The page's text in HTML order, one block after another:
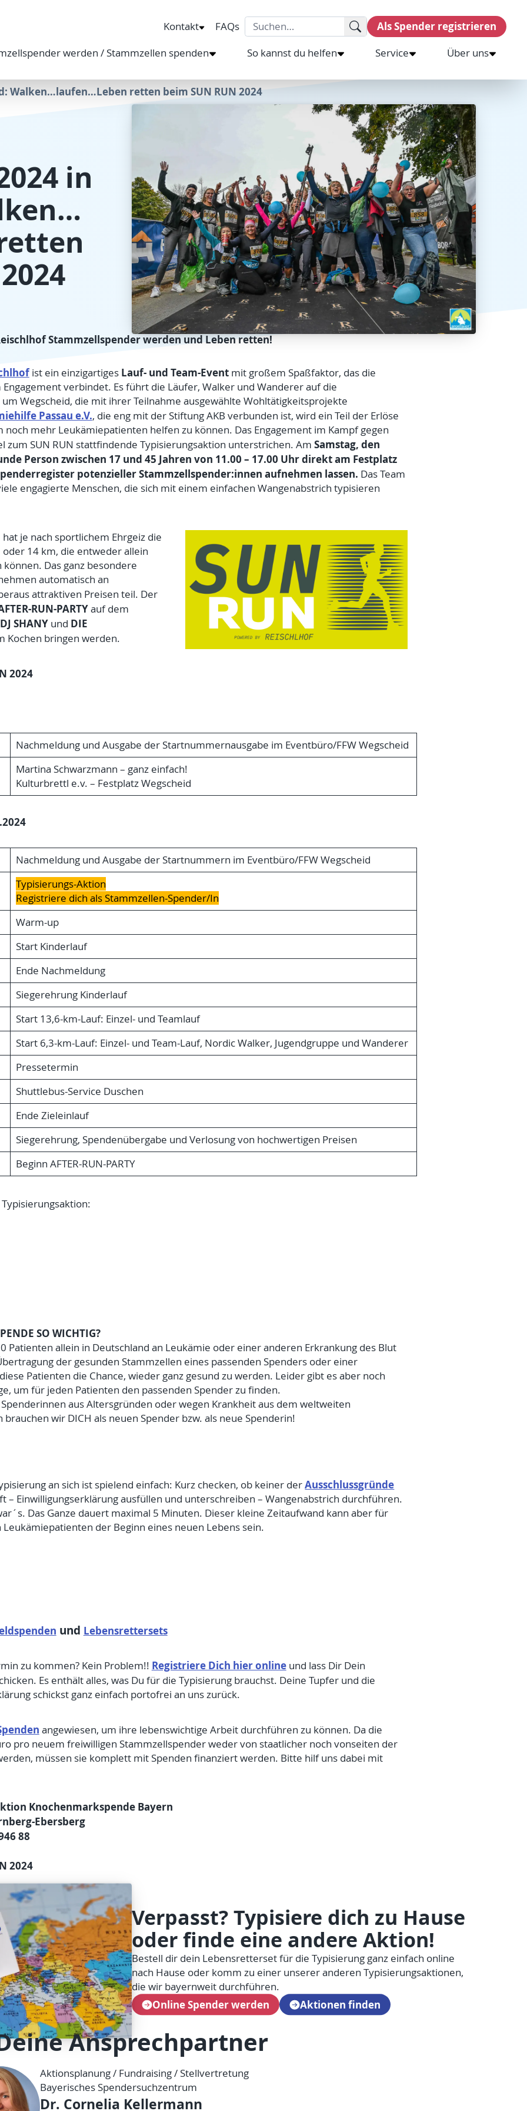
Kontakt FAQs Search for: Als Spender registrieren
werden / Stammzellen spenden So kannst du helfen Service Über uns
Walken…laufen…Leben retten beim SUN RUN 2024
in
Stammzellspender werden und Leben retten!
ist ein einzigartiges Lauf- und Team-Eventmit großem Spaßfaktor, das die
verbindet. Es führt die Läufer, Walker und Wanderer auf die
Wegscheid, die mit ihrer Teilnahme ausgewählte Wohltätigkeitsprojekte
Passau e.V., die eng mit der Stiftung AKB verbunden ist, wird ein Teil der Erlöse
noch mehr Leukämiepatienten helfen zu können. Das Engagement im Kampf gegen
zum SUN RUN stattfindende Typisierungsaktion unterstrichen. Am Samstag, den
Person zwischen 17 und 45 Jahren von 11.00 – 17.00 Uhr direkt am Festplatz
potenzieller Stammzellspender:innen aufnehmen lassen. Das Team
engagierte Menschen, die sich mit einem einfachen Wangenabstrich typisieren
je nach sportlichem Ehrgeiz die
14 km, die entweder allein
Das ganz besondere
automatisch an
attraktiven Preisen teil. Der
RUN-PARTYauf dem
DJ SHANY und DIE
Kochen bringen werden.
2024
Nachmeldung und Ausgabe der Startnummernausgabe im Eventbüro/FFW Wegscheid
Martina Schwarzmann – ganz einfach!
Kulturbrettl e.v. – Festplatz Wegscheid
Nachmeldung und Ausgabe der Startnummern im Eventbüro/FFW Wegscheid
Typisierungs-Aktion
Registriere dich als Stammzellen-Spender/In
Warm-up
Start Kinderlauf
Ende Nachmeldung
Siegerehrung Kinderlauf
Start 13,6-km-Lauf: Einzel- und Teamlauf
Start 6,3-km-Lauf: Einzel- und Team-Lauf, Nordic Walker, Jugendgruppe und Wanderer
Pressetermin
Shuttlebus-Service Duschen
Ende Zieleinlauf
Siegerehrung, Spendenübergabe und Verlosung von hochwertigen Preisen
Beginn AFTER-RUN-PARTY
SO WICHTIG?
Patienten allein in Deutschland an Leukämie oder einer anderen Erkrankung des Blut
der gesunden Stammzellen eines passenden Spenders oder einer
Patienten die Chance, wieder ganz gesund zu werden. Leider gibt es aber noch
um für jeden Patienten den passenden Spender zu finden.
aus Altersgründen oder wegen Krankheit aus dem weltweiten
wir DICH als neuen Spender bzw. als neue Spenderin!
an sich ist spielend einfach: Kurz checken, ob keiner derAusschlussgründe
– Einwilligungserklärung ausfüllen und unterschreiben – Wangenabstrich durchführen.
Das Ganze dauert maximal 5 Minuten. Dieser kleine Zeitaufwand kann aber für
Leukämiepatienten der Beginn eines neuen Lebens sein.
und Lebensrettersets
zu kommen? Kein Problem!! Registriere Dich hier onlineund lass Dir Dein
Es enthält alles, was Du für die Typisierung brauchst. Deine Tupfer und die
schickst ganz einfach portofrei an uns zurück.
angewiesen, um ihre lebenswichtige Arbeit durchführen zu können. Da die
pro neuem freiwilligen Stammzellspender weder von staatlicher noch vonseiten der
müssen sie komplett mit Spenden finanziert werden. Bitte hilf uns dabei mit
Knochenmarkspende Bayern
Ebersberg
88
2024
Verpasst? Typisiere dich zu Hause
oder finde eine andere Aktion!
Bestell dir dein Lebensretterset für die Typisierung ganz einfach online
nach Hause oder komm zu einer unserer anderen Typisierungsaktionen,
die wir bayernweit durchführen.
Online Spender werden Aktionen finden
Ansprechpartner
Aktionsplanung / Fundraising / Stellvertretung
Bayerisches Spendersuchzentrum
Dr. Cornelia Kellermann